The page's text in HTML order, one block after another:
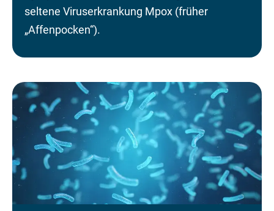
seltene Viruserkrankung Mpox (früher
„Affenpocken“).